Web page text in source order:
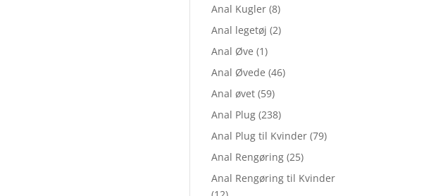
Anal Kugler (8)
Anal legetøj (2)
Anal Øve (1)
Anal Øvede (46)
Anal øvet (59)
Anal Plug (238)
Anal Plug til Kvinder (79)
Anal Rengøring (25)
Anal Rengøring til Kvinder